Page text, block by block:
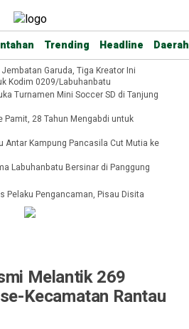
Trending Headline Daerah
Garuda, Tiga Kreator Ini
Kodim 0209/Labuhanbatu
Turnamen Mini Soccer SD di Tanjung
Pamit, 28 Tahun Mengabdi untuk
Antar Kampung Pancasila Cut Mutia ke
Labuhanbatu Bersinar di Panggung
Pelaku Pengancaman, Pisau Disita
Melantik 269
Kecamatan Rantau